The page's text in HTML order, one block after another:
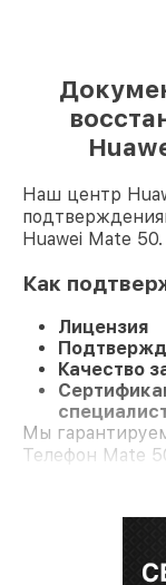
Наш центр
Huawei Mate 50.
Как
Лицензия
Качество
Мы
Телефон Mate